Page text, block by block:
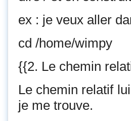
ex : je veux aller
cd /home/wimpy
{{2. Le chemin
Le chemin relatif
je me trouve.